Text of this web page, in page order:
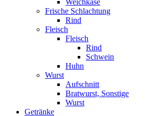
Weichkäse
Frische Schlachtung
Rind
Fleisch
Fleisch
Rind
Schwein
Huhn
Wurst
Aufschnitt
Bratwurst, Sonstige
Wurst
Getränke